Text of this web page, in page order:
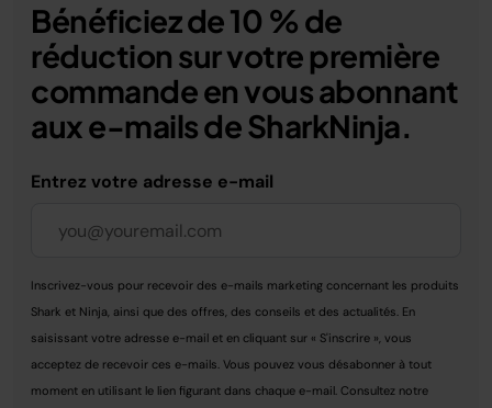
Bénéficiez de 10 % de
réduction sur votre première
commande en vous abonnant
aux e-mails de SharkNinja.
Entrez votre adresse e-mail
Inscrivez-vous pour recevoir des e-mails marketing concernant les produits
Shark et Ninja, ainsi que des offres, des conseils et des actualités. En
saisissant votre adresse e-mail et en cliquant sur « S'inscrire », vous
acceptez de recevoir ces e-mails. Vous pouvez vous désabonner à tout
moment en utilisant le lien figurant dans chaque e-mail. Consultez notre